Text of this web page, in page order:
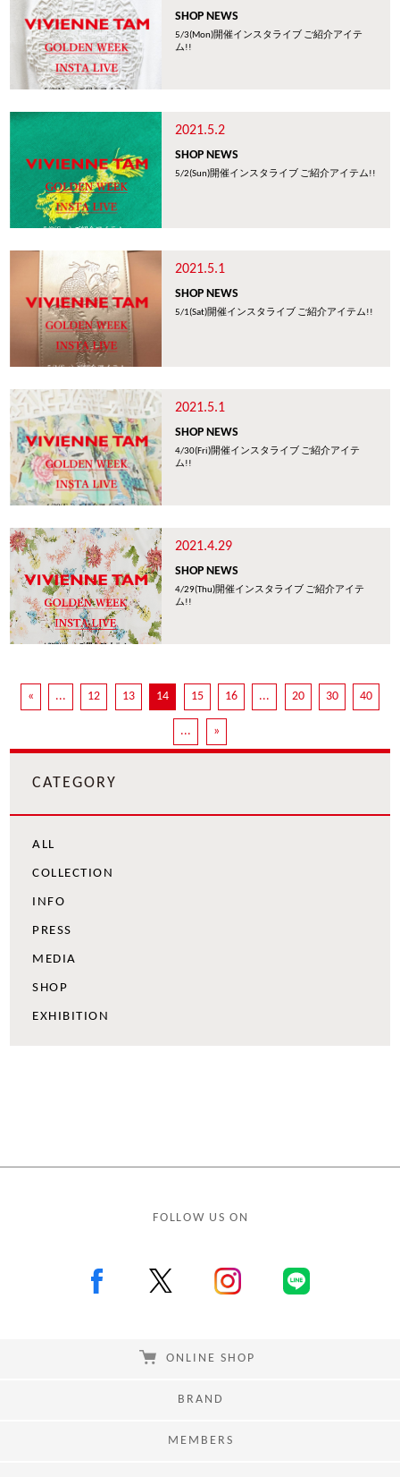
SHOP NEWS
5/3(Mon)開催インスタライブ ご紹介アイテ
ム!!
2021.5.2
SHOP NEWS
5/2(Sun)開催インスタライブ ご紹介アイテム!!
2021.5.1
SHOP NEWS
5/1(Sat)開催インスタライブ ご紹介アイテム!!
2021.5.1
SHOP NEWS
4/30(Fri)開催インスタライブ ご紹介アイテ
ム!!
2021.4.29
SHOP NEWS
4/29(Thu)開催インスタライブ ご紹介アイテ
ム!!
« ... 12 13 14 15 16 ... 20 30 40
... »
CATEGORY
ALL
COLLECTION
INFO
PRESS
MEDIA
SHOP
EXHIBITION
FOLLOW US ON
ONLINE SHOP
BRAND
MEMBERS